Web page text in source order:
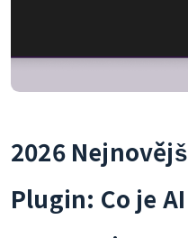
2026
Plugin: Co je